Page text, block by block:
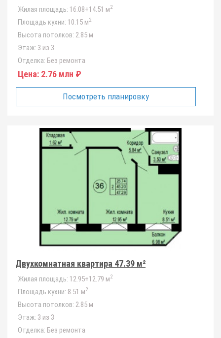
Жилая площадь: 16.08+14.51 м2
Площадь кухни: 10.15 м2
Высота потолков: 2.85 м
Этаж: 3 из 3
Отделка: Без ремонта
Цена: 2.76 млн ₽
Посмотреть планировку
Двухкомнатная квартира 47.39 м²
Жилая площадь: 12.95+12.79 м2
Площадь кухни: 8.51 м2
Высота потолков: 2.85 м
Этаж: 3 из 3
Отделка: Без ремонта